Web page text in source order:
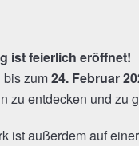
ist feierlich eröffnet!
zum24. Februar
zu entdecken und zu
ist außerdem auf einer